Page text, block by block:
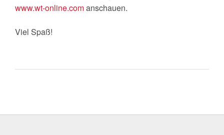
www.wt-online.comanschauen.
Viel Spaß!